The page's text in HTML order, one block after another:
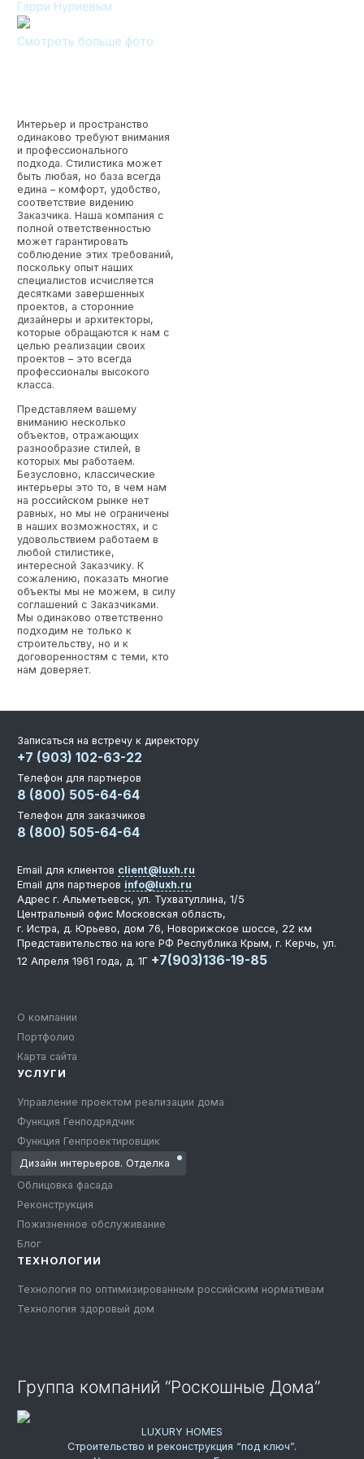
Технология по улучшенным российским нормативам
Гарри Нуриевым
Смотреть больше фото
Интерьер и пространство
одинаково требуют внимания
и профессионального
подхода. Стилистика может
быть любая, но база всегда
едина – комфорт, удобство,
соответствие видению
Заказчика. Наша компания с
полной ответственностью
может гарантировать
соблюдение этих требований,
поскольку опыт наших
специалистов исчисляется
десятками завершенных
проектов, а сторонние
дизайнеры и архитекторы,
которые обращаются к нам с
целью реализации своих
проектов – это всегда
профессионалы высокого
класса.
Представляем вашему
вниманию несколько
объектов, отражающих
разнообразие стилей, в
которых мы работаем.
Безусловно, классические
интерьеры это то, в чем нам
на российском рынке нет
равных, но мы не ограничены
в наших возможностях, и с
удовольствием работаем в
любой стилистике,
интересной Заказчику. К
сожалению, показать многие
объекты мы не можем, в силу
соглашений с Заказчиками.
Мы одинаково ответственно
подходим не только к
строительству, но и к
договоренностям с теми, кто
нам доверяет.
Записаться на встречу к директору
+7 (903) 102-63-22
Телефон для партнеров
8 (800) 505-64-64
Телефон для заказчиков
8 (800) 505-64-64
О компании
Портфолио
Карта сайта
УСЛУГИ
Управление проектом реализации дома
Функция Генподрядчик
Функция Генпроектировщик
Дизайн интерьеров. Отделка
Облицовка фасада
Реконструкция
Пожизненное обслуживание
Блог
ТЕХНОЛОГИИ
Технология по оптимизированным российским нормативам
Технология здоровый дом
Email для клиентов client@luxh.ru
Email для партнеров info@luxh.ru
Адрес г. Альметьевск, ул. Тухватуллина, 1/5
Центральный офис Московская область,
г. Истра, д. Юрьево, дом 76, Новорижское шоссе, 22 км
Представительство на юге РФ Республика Крым, г. Керчь, ул.
12 Апреля 1961 года, д. 1Г +7(903)136-19-85
Группа компаний “Роскошные Дома”
LUXURY HOMES
Строительство и реконструкция “под ключ”.